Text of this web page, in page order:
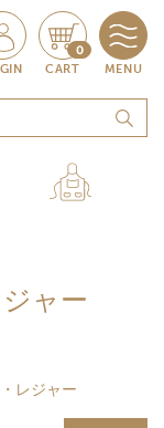
0
CART MENU
ャー
レジャー